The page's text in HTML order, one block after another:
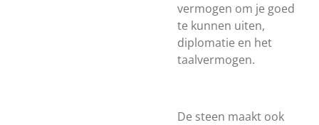
vermogen om je goed
te kunnen uiten,
diplomatie en het
taalvermogen.
De steen maakt ook